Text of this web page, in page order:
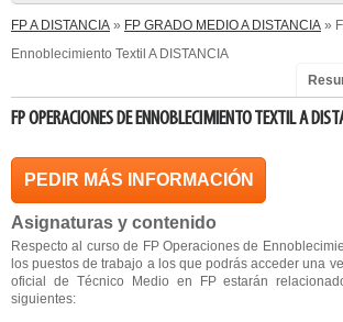
FP A DISTANCIA » FP GRADO MEDIO A DISTANCIA »
Ennoblecimiento Textil A DISTANCIA
FP OPERACIONES DE ENNOBLECIMIENTO TEXTIL A
PEDIR MÁS INFORMACIÓN
Asignaturas y contenido
Respecto al curso de FP Operaciones de
los puestos de trabajo a los que podrás acceder una
oficial de Técnico Medio en FP estarán
siguientes: